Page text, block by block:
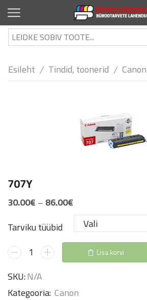
Esileht / Tindid, toonerid / Canon
707Y
30.00€ – 86.00€
range:
30.00€
through
86.00€
Tarviku tüübid
707Y
kogus
Lisa korvi
SKU:N/A
Kategooria: Canon